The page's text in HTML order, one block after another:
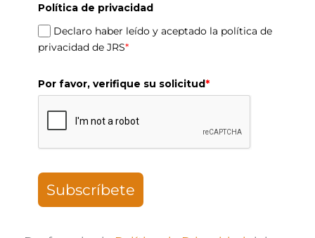
Política de privacidad
Declaro haber leído y aceptado la política de
privacidad de JRS*
Por favor, verifique su solicitud*
Subscríbete